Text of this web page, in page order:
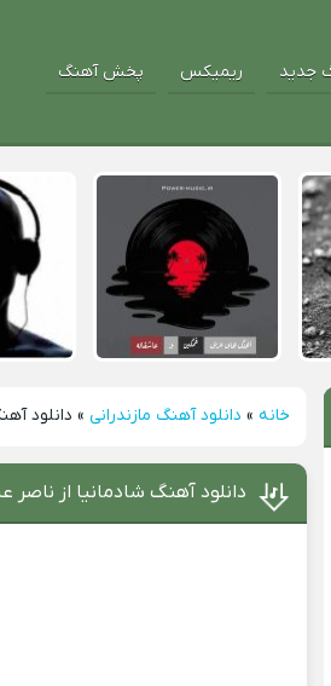
جدید ریمیکس پخش آهنگ
خانه » دانلود آهنگ مازندرانی » دانلود
دانلود آهنگ شادمانیا از ناصر